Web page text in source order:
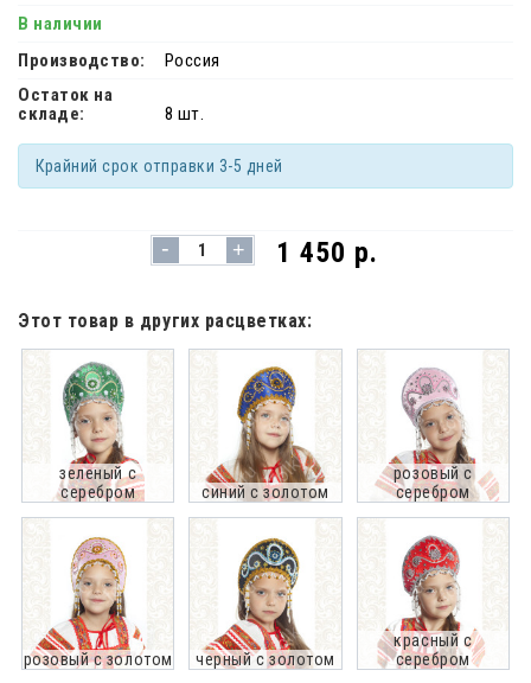
В наличии
Производство:
Россия
Остаток на
складе:
8 шт.
Крайний срок отправки 3-5 дней
- + 1 450 р.
Этот товар в других расцветках:
зеленый с
серебром
синий с золотом
розовый с
серебром
розовый с золотом черный с золотом
красный с
серебром